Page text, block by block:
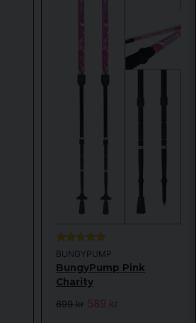
BUNGYPUMP
BungyPump Pink
Charity
699 kr 589 kr